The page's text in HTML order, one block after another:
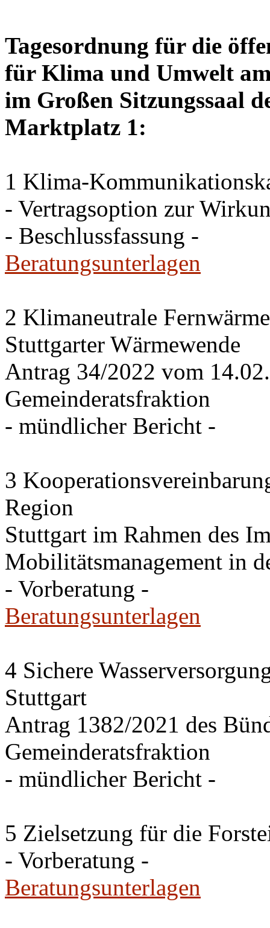
Tagesordnung für die
für Klima und Umwelt
im Großen Sitzungssaal
Marktplatz 1:
1 Klima-
- Vertragsoption zur
- Beschlussfassung -
Beratungsunterlagen
2 Klimaneutrale
Stuttgarter Wärmewende
Antrag 34/2022 vom
Gemeinderatsfraktion
- mündlicher Bericht -
3
Region
Stuttgart im Rahmen des
Mobilitätsmanagement in
- Vorberatung -
Beratungsunterlagen
4 Sichere
Stuttgart
Antrag 1382/2021 des
Gemeinderatsfraktion
- mündlicher Bericht -
5 Zielsetzung für die
- Vorberatung -
Beratungsunterlagen